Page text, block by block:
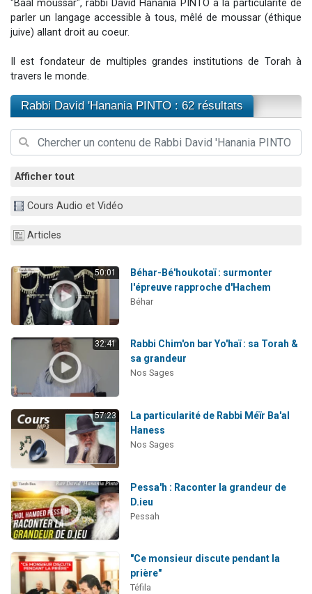
3 personnes viennent de nous rejoindre sur WhatsApp
5 personnes viennent de faire un don pour Reloger Rivka, 6 enfants, victime de violences...
"Baal moussar", rabbi David Hanania PINTO a la particularité de
parler un langage accessible à tous, mêlé de moussar (éthique
juive) allant droit au coeur.
Il est fondateur de multiples grandes institutions de Torah à
travers le monde.
Rabbi David 'Hanania PINTO : 62 résultats
Afficher tout
Cours Audio et Vidéo
Articles
50:01
Béhar-Bé'houkotaï : surmonter
l'épreuve rapproche d'Hachem
Béhar
32:41
Rabbi Chim'on bar Yo'haï : sa Torah &
sa grandeur
Nos Sages
57:23
La particularité de Rabbi Méïr Ba'al
Haness
Nos Sages
Pessa'h : Raconter la grandeur de
D.ieu
Pessah
"Ce monsieur discute pendant la
prière"
Téfila